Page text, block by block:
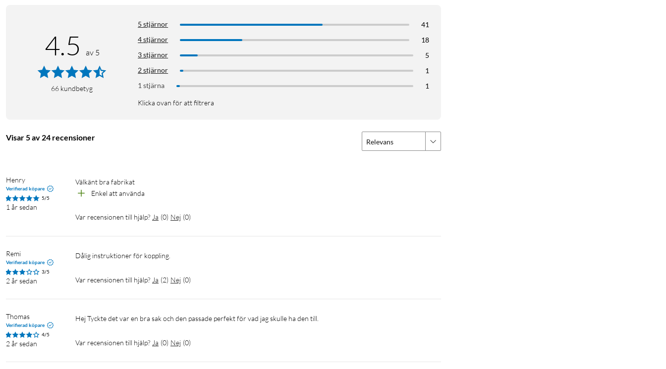
4.5 av 5
66 kundbetyg
5 stjärnor
41
4 stjärnor
18
3 stjärnor
5
2 stjärnor
1
1 stjärna
1
Klicka ovan för att filtrera
Visar 5 av 24 recensioner Relevans
Henry
Verifierad köpare
5/5
1 år sedan
Välkänt bra fabrikat
Enkel att använda
Var recensionen till hjälp? Ja (0) Nej (0)
Remi
Verifierad köpare
3/5
2 år sedan
dålig instruktioner för koppling.
Var recensionen till hjälp? Ja (2) Nej (0)
Thomas
Verifierad köpare
4/5
2 år sedan
Hej Tyckte det var en bra sak och den passade perfekt för vad jag skulle ha den till.
Var recensionen till hjälp? Ja (0) Nej (0)